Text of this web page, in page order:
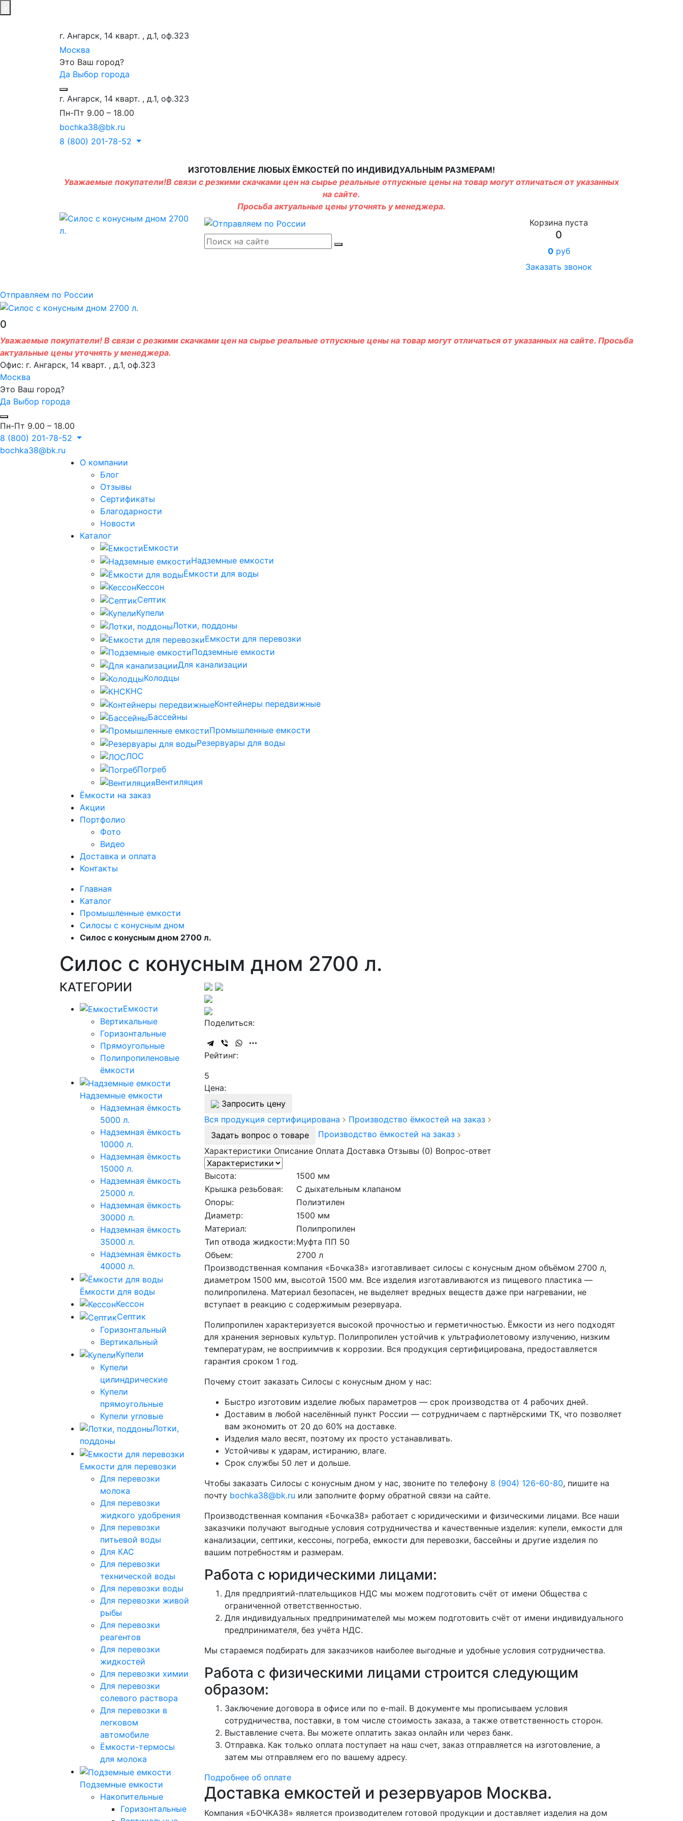
г. Ангарск, 14 кварт. , д.1, оф.323
Москва
Это Ваш город?
Да Выбор города
г. Ангарск, 14 кварт. , д.1, оф.323
Пн-Пт 9.00 – 18.00
bochka38@bk.ru
8 (800) 201-78-52
ИЗГОТОВЛЕНИЕ ЛЮБЫХ ЁМКОСТЕЙ ПО ИНДИВИДУАЛЬНЫМ РАЗМЕРАМ!
Уважаемые покупатели!В связи с резкими скачками цен на сырье реальные отпускные цены на товар могут отличаться от указанных
на сайте.
Просьба актуальные цены уточнять у менеджера.
Корзина пуста
0
0руб
Заказать звонок
Отправляем по России
0
Уважаемые покупатели! В связи с резкими скачками цен на сырье реальные отпускные цены на товар могут отличаться от указанных на сайте. Просьба
актуальные цены уточнять у менеджера.
Офис: г. Ангарск, 14 кварт. , д.1, оф.323
Москва
Это Ваш город?
Да Выбор города
Пн-Пт 9.00 – 18.00
8 (800) 201-78-52
bochka38@bk.ru
О компании
Блог
Отзывы
Сертификаты
Благодарности
Новости
Каталог
Емкости
Надземные емкости
Ёмкости для воды
Кессон
Септик
Купели
Лотки, поддоны
Емкости для перевозки
Подземные емкости
Для канализации
Колодцы
КНС
Контейнеры передвижные
Бассейны
Промышленные емкости
Резервуары для воды
ЛОС
Погреб
Вентиляция
Ёмкости на заказ
Акции
Портфолио
Фото
Видео
Доставка и оплата
Контакты
Главная
Каталог
Промышленные емкости
Силосы с конусным дном
Силос с конусным дном 2700 л.
Силос с конусным дном 2700 л.
КАТЕГОРИИ
Емкости
Вертикальные
Горизонтальные
Прямоугольные
Полипропиленовые
ёмкости
Надземные емкости
Надземная ёмкость
5000 л.
Надземная ёмкость
10000 л.
Надземная ёмкость
15000 л.
Надземная ёмкость
25000 л.
Надземная ёмкость
30000 л.
Надземная ёмкость
35000 л.
Надземная ёмкость
40000 л.
Ёмкости для воды
Кессон
Септик
Горизонтальный
Вертикальный
Купели
Купели
цилиндрические
Купели
прямоугольные
Купели угловые
Лотки,
поддоны
Емкости для перевозки
Для перевозки
молока
Для перевозки
жидкого удобрения
Для перевозки
питьевой воды
Для КАС
Для перевозки
технической воды
Для перевозки воды
Для перевозки живой
рыбы
Для перевозки
реагентов
Для перевозки
жидкостей
Для перевозки химии
Для перевозки
солевого раствора
Для перевозки в
легковом
автомобиле
Ёмкости-термосы
для молока
Подземные емкости
Накопительные
Горизонтальные
Поделиться:
Рейтинг:
5
Цена:
Запросить цену
Вся продукция сертифицирована
Производство ёмкостей на заказ
Задать вопрос о товаре
Производство ёмкостей на заказ
Характеристики Описание Оплата Доставка Отзывы (0) Вопрос-ответ
Высота:
1500 мм
Крышка резьбовая:
С дыхательным клапаном
Опоры:
Полиэтилен
Диаметр:
1500 мм
Материал:
Полипропилен
Тип отвода жидкости:Муфта ПП 50
Объем:
2700 л
Производственная компания «Бочка38» изготавливает силосы с конусным дном объёмом 2700 л,
диаметром 1500 мм, высотой 1500 мм. Все изделия изготавливаются из пищевого пластика —
полипропилена. Материал безопасен, не выделяет вредных веществ даже при нагревании, не
вступает в реакцию с содержимым резервуара.
Полипропилен характеризуется высокой прочностью и герметичностью. Ёмкости из него подходят
для хранения зерновых культур. Полипропилен устойчив к ультрафиолетовому излучению, низким
температурам, не восприимчив к коррозии. Вся продукция сертифицирована, предоставляется
гарантия сроком 1 год.
Почему стоит заказать Силосы с конусным дном у нас:
Быстро изготовим изделие любых параметров — срок производства от 4 рабочих дней.
Доставим в любой населённый пункт России — сотрудничаем с партнёрскими ТК, что позволяет
вам экономить от 20 до 60% на доставке.
Изделия мало весят, поэтому их просто устанавливать.
Устойчивы к ударам, истиранию, влаге.
Срок службы 50 лет и дольше.
Чтобы заказать Силосы с конусным дном у нас, звоните по телефону 8 (904) 126-60-80, пишите на
почту bochka38@bk.ru или заполните форму обратной связи на сайте.
Производственная компания «Бочка38» работает с юридическими и физическими лицами. Все наши
заказчики получают выгодные условия сотрудничества и качественные изделия: купели, емкости для
канализации, септики, кессоны, погреба, емкости для перевозки, бассейны и другие изделия по
вашим потребностям и размерам.
Работа с юридическими лицами:
Для предприятий-плательщиков НДС мы можем подготовить счёт от имени Общества с
ограниченной ответственностью.
Для индивидуальных предпринимателей мы можем подготовить счёт от имени индивидуального
предпринимателя, без учёта НДС.
Мы стараемся подбирать для заказчиков наиболее выгодные и удобные условия сотрудничества.
Работа с физическими лицами строится следующим
образом:
Заключение договора в офисе или по e-mail. В документе мы прописываем условия
сотрудничества, поставки, в том числе стоимость заказа, а также ответственность сторон.
Выставление счета. Вы можете оплатить заказ онлайн или через банк.
Отправка. Как только оплата поступает на наш счет, заказ отправляется на изготовление, а
затем мы отправляем его по вашему адресу.
Подробнее об оплате
Доставка емкостей и резервуаров Москва.
Компания «БОЧКА38» является производителем готовой продукции и доставляет изделия на дом